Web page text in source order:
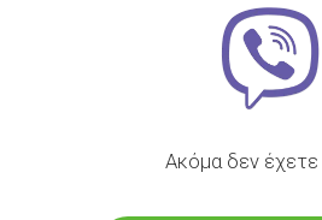
Ακόμα δεν